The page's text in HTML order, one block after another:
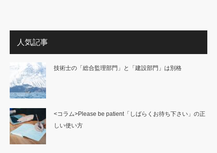
人気記事
技術士の「総合監理部門」と「建設部門」は別格
<コラム>Please be patient「しばらくお待ち下さい」の正
しい使い方